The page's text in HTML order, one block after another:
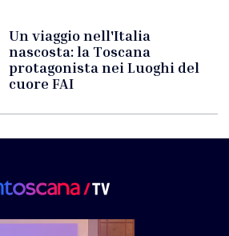
Un viaggio nell'Italia
nascosta: la Toscana
protagonista nei Luoghi del
cuore FAI